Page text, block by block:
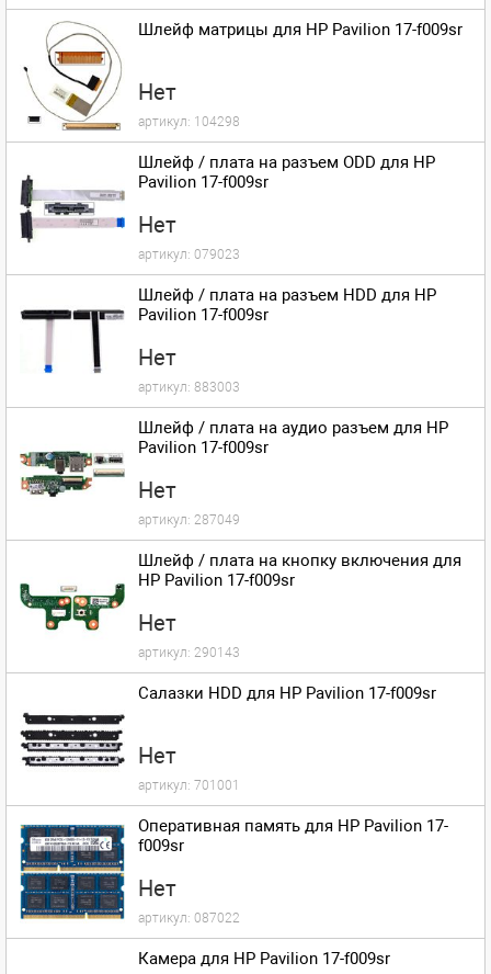
Шлейф матрицы для HP Pavilion 17-f009sr
Нет
артикул: 104298
Шлейф / плата на разъем ODD для HP
Pavilion 17-f009sr
Нет
артикул: 079023
Шлейф / плата на разъем HDD для HP
Pavilion 17-f009sr
Нет
артикул: 883003
Шлейф / плата на аудио разъем для HP
Pavilion 17-f009sr
Нет
артикул: 287049
Шлейф / плата на кнопку включения для
HP Pavilion 17-f009sr
Нет
артикул: 290143
Салазки HDD для HP Pavilion 17-f009sr
Нет
артикул: 701001
Оперативная память для HP Pavilion 17-
f009sr
Нет
артикул: 087022
Камера для HP Pavilion 17-f009sr